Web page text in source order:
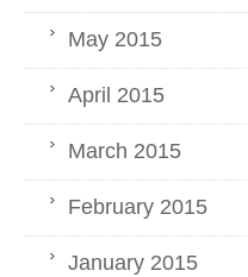
May 2015
April 2015
March 2015
February 2015
January 2015